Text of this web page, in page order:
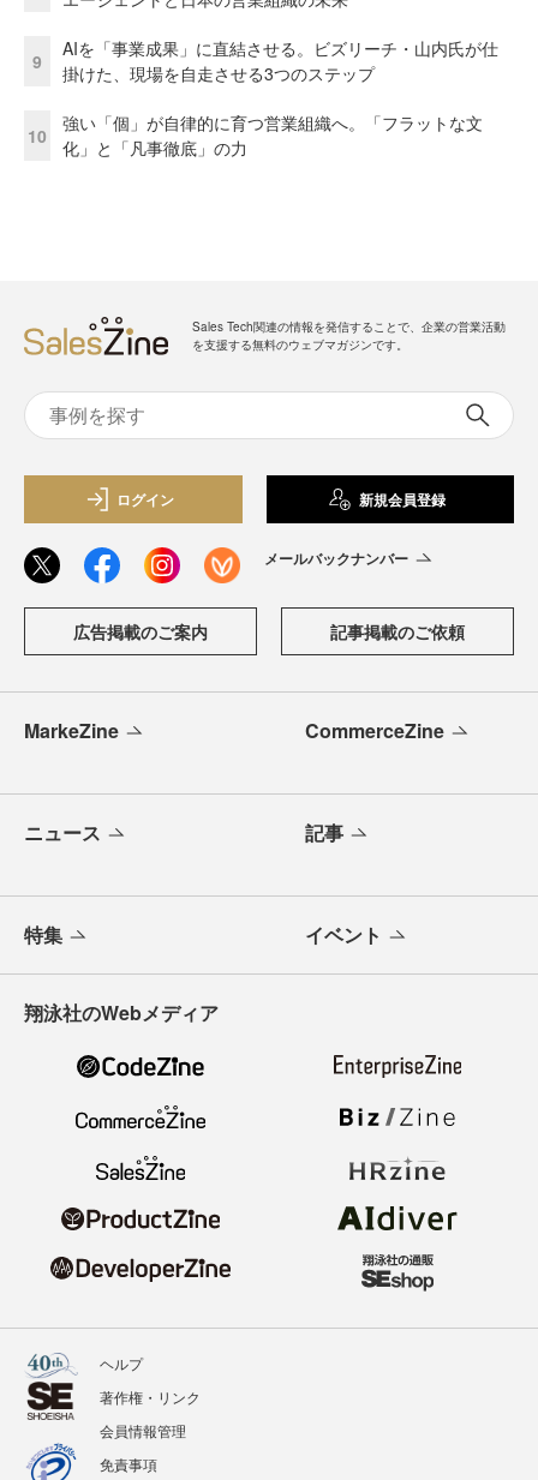
9
AIを「事業成果」に直結させる。ビズリーチ・山内氏が仕
掛けた、現場を自走させる3つのステップ
10
強い「個」が自律的に育つ営業組織へ。「フラットな文
化」と「凡事徹底」の力
Sales Tech関連の情報を発信することで、企業の営業活動
を支援する無料のウェブマガジンです。
ログイン 新規会員登録
メールバックナンバー
広告掲載のご案内 記事掲載のご依頼
MarkeZine CommerceZine
ニュース 記事
特集 イベント
翔泳社のWebメディア
ヘルプ
著作権・リンク
会員情報管理
免責事項